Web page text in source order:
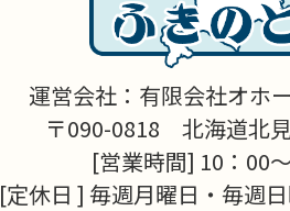
運営会社：有限会社オホ
〒090-0818 北海道北
[営業時間] 10：00
[定休日 ] 毎週月曜日・毎週